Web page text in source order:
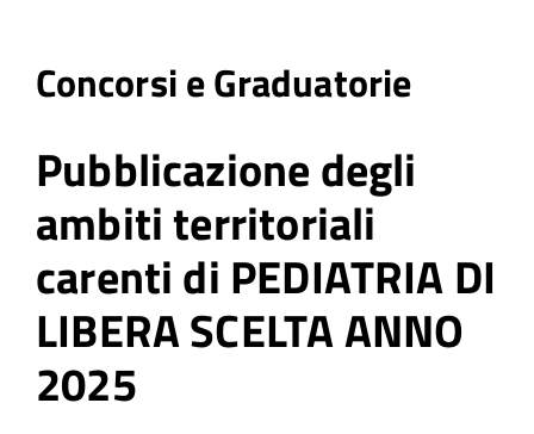
Concorsi e Graduatorie
Pubblicazione degli
ambiti territoriali
carenti di PEDIATRIA DI
LIBERA SCELTA ANNO
2025